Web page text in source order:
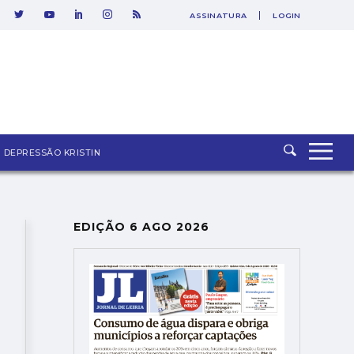
ASSINATURA LOGIN
DEPRESSÃO KRISTIN
EDIÇÃO 6 AGO 2026